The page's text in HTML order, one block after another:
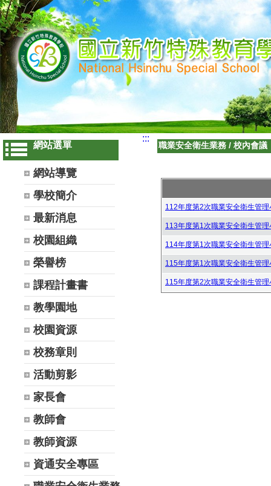
網站選單
網站導覽
學校簡介
最新消息
校園組織
榮譽榜
課程計畫書
教學園地
校園資源
校務章則
活動剪影
家長會
教師會
教師資源
資通安全專區
:::
職業安全衛生業務 / 校內會議
112年度第2次職業安全衛生管
113年度第1次職業安全衛生管
114年度第1次職業安全衛生管
115年度第1次職業安全衛生管
115年度第2次職業安全衛生管